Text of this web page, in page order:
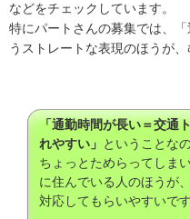
などをチェックしています。
特にパートさんの募集では、
うストレートな表現のほうが
「通勤時間が長い＝交通
れやすい」 ということな
ちょっとためらってしま
に住んでいる人のほうが
対応してもらいやすいです